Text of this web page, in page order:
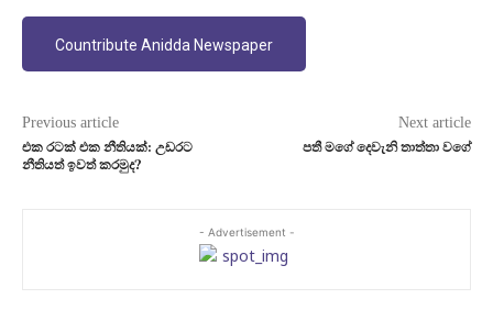
Countribute Anidda Newspaper
Previous article
එක රටක් එක නීතියක්: උඩරට
නීතියත් ඉවත් කරමුද?
Next article
පතී මගේ දෙවැනි තාත්තා වගේ
- Advertisement -